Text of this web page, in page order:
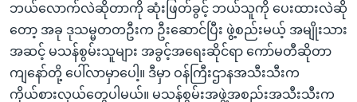
ဘယ်လောက်လဲဆိုတာကို ဆုံးဖြတ်ခွင့် ဘယ်သူကို ပေးထားလဲဆို
တော့ အခု ဒုသမ္မတတဦးက ဦးဆောင်ပြီး ဖွဲ့စည်းမယ့် အမျိုးသား
အဆင့် မသန်စွမ်းသူများ အခွင့်အရေးဆိုင်ရာ ကော်မတီဆိုတာ
ကျနော်တို့ ပေါ်လာမှာပေါ့။ ဒီမှာ ဝန်ကြီးဌာနအသီးသီးက
ကိုယ်စားလှယ်တွေပါမယ်။ မသန်စွမ်းအဖွဲ့အစည်းအသီးသီးက